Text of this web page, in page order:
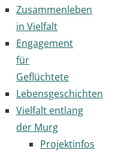
Zusammenleben
in Vielfalt
Engagement
für
Geflüchtete
Lebensgeschichten
Vielfalt entlang
der Murg
Projektinfos